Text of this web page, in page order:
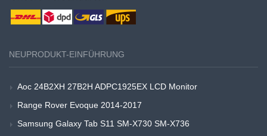
NEUPRODUKT-EINFÜHRUNG
Aoc 24B2XH 27B2H ADPC1925EX LCD Monitor
Range Rover Evoque 2014-2017
Samsung Galaxy Tab S11 SM-X730 SM-X736